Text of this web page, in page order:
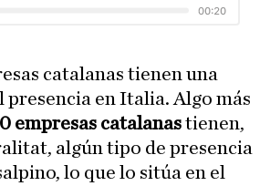
catalanas tienen una
presencia en Italia. Algo más
empresas catalanastienen,
algún tipo de presencia
lo que lo sitúa en el